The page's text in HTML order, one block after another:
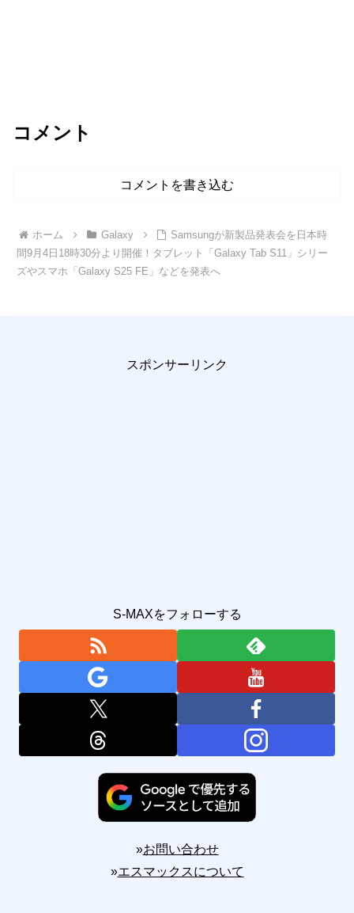
コメント
コメントを書き込む
ホーム Galaxy
Samsungが新製品発表会を日本時
間9月4日18時30分より開催！タブレット「Galaxy Tab S11」シリー
ズやスマホ「Galaxy S25 FE」などを発表へ
スポンサーリンク
S-MAXをフォローする
»お問い合わせ
»エスマックスについて